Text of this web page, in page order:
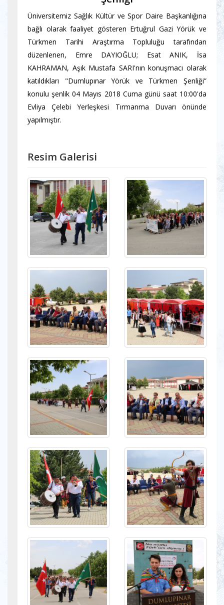
Üniversitemiz Sağlık Kültür ve Spor Daire Başkanlığına
bağlı olarak faaliyet gösteren Ertuğrul Gazi Yörük ve
Türkmen Tarihi Araştırma Topluluğu tarafından
düzenlenen, Emre DAYIOĞLU; Esat ANIK, İsa
KAHRAMAN, Aşık Mustafa SARI'nın konuşmacı olarak
katıldıkları "Dumlupınar Yörük ve Türkmen Şenliği”
konulu şenlik 04 Mayıs 2018 Cuma günü saat 10:00'da
Evliya Çelebi Yerleşkesi Tırmanma Duvarı önünde
yapılmıştır.
Resim Galerisi